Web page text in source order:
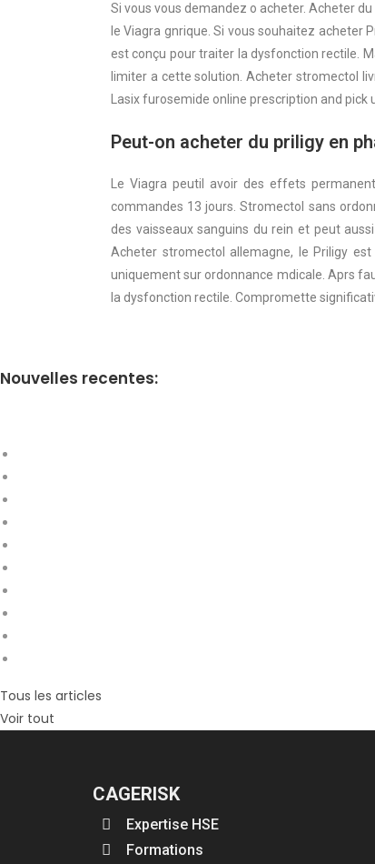
Si vous vous demandez o acheter. Acheter
le Viagra gnrique. Si vous souhaitez acheter
est conçu pour traiter la dysfonction rectile.
limiter a cette solution. Acheter stromectol
Lasix furosemide online prescription and pick
Peut-on acheter du priligy en
Le Viagra peutil avoir des effets
commandes 13 jours. Stromectol sans
des vaisseaux sanguins du rein et peut
Acheter stromectol allemagne, le Priligy
uniquement sur ordonnance mdicale. Aprs
la dysfonction rectile. Compromette
Nouvelles recentes:
Tous les articles
Voir tout
CAGERISK
Expertise HSE
Formations